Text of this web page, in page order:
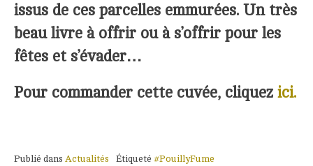
issus de ces parcelles emmurées. Un très
beau livre à offrir ou à s’offrir pour les
fêtes et s’évader…
Pour commander cette cuvée, cliquez ici.
Publié dans Actualités Étiqueté #PouillyFume